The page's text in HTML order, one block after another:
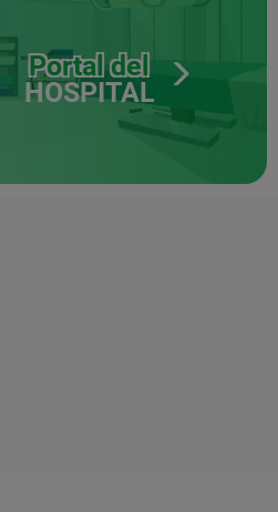
Portal del
HOSPITAL